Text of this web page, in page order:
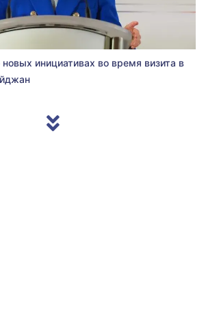
новых инициативах во время визита в